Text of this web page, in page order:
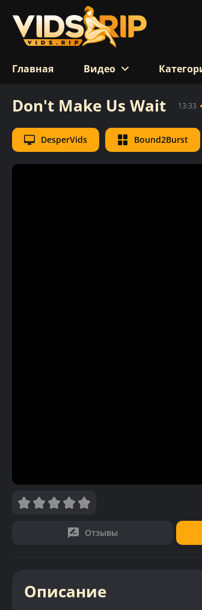
Главная Видео
Don't Make Us Wait 13:33
DesperVids Bound2Burst
Отзывы
Описание